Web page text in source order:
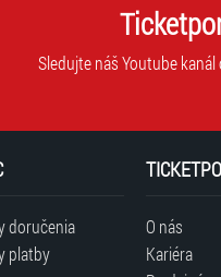
Sledujte náš Youtube
doručenia
platby
O nás
Kariéra